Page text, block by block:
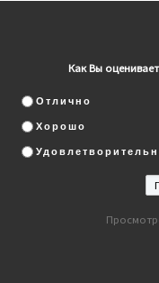
Как Вы
Отлично
Хорошо